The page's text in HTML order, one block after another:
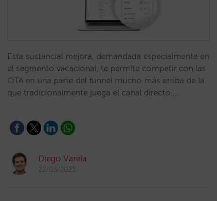
Esta sustancial mejora, demandada especialmente en
el segmento vacacional, te permite competir con las
OTA en una parte del funnel mucho más arriba de la
que tradicionalmente juega el canal directo.…
Diego Varela
22/03/2021